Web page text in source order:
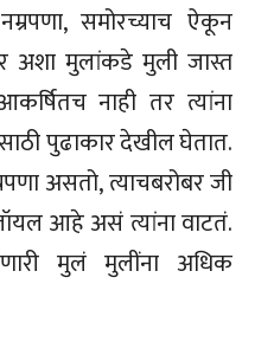
समोरच्याच ऐकून
अशा मुलांकडे मुली जास्त
नाही तर त्यांना
पुढाकार देखील घेतात.
असतो, त्याचबरोबर जी
आहे असं त्यांना वाटतं.
मुलं मुलींना अधिक